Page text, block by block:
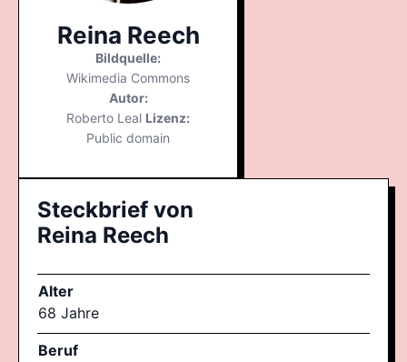
Reina Reech
Bildquelle:
Wikimedia Commons
Autor:
Roberto Leal Lizenz:
Public domain
Steckbrief von
Reina Reech
Alter
68 Jahre
Beruf